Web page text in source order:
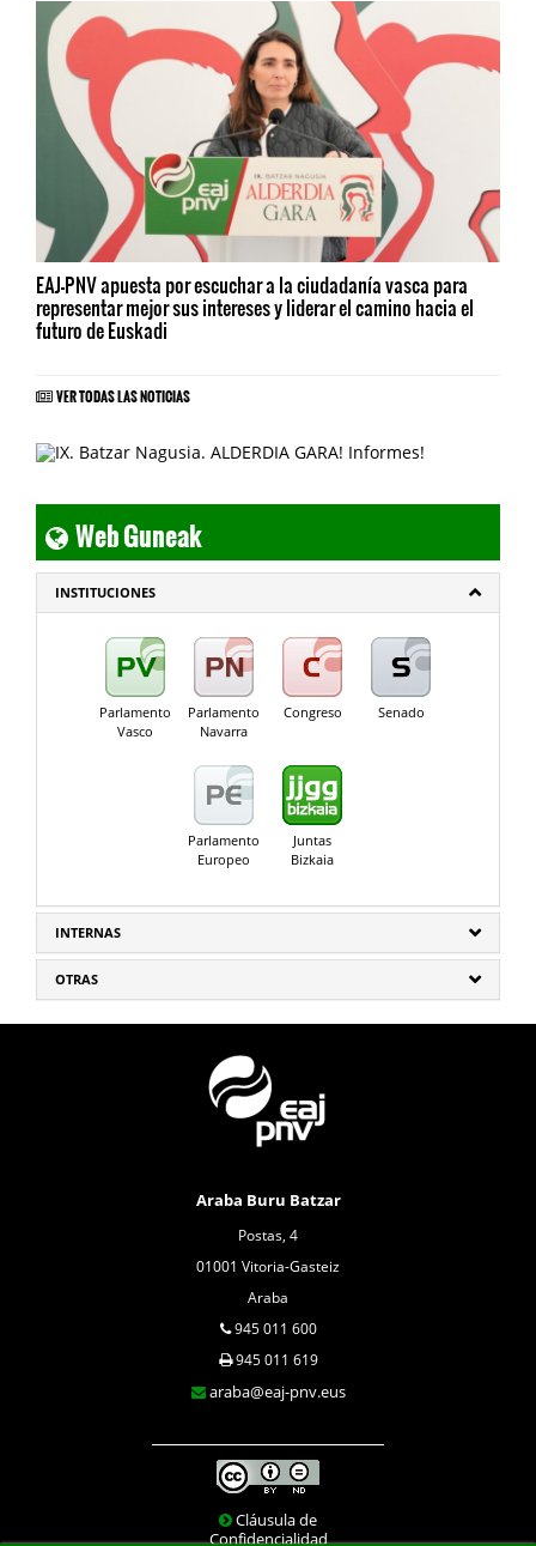
EAJ-PNV apuesta por escuchar a la ciudadanía vasca para
representar mejor sus intereses y liderar el camino hacia el
futuro de Euskadi
VER TODAS LAS NOTICIAS
Web Guneak
INSTITUCIONES
Parlamento
Vasco
Parlamento
Navarra
Congreso Senado
Parlamento
Europeo
Juntas
Bizkaia
INTERNAS
OTRAS
Araba Buru Batzar
Postas, 4
01001 Vitoria-Gasteiz
Araba
945 011 600
945 011 619
araba@eaj-pnv.eus
Cláusula de
Confidencialidad